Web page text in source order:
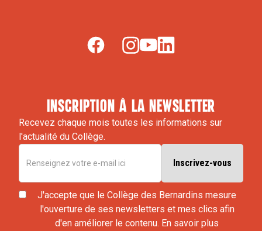
inscription à la newsletter
Recevez chaque mois toutes les informations sur
l'actualité du Collège.
J'accepte que le Collège des Bernardins mesure
l'ouverture de ses newsletters et mes clics afin
d'en améliorer le contenu. En savoir plus